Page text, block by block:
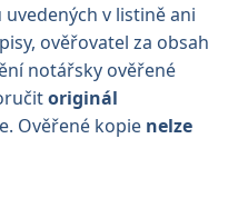
v listině ani
ověřovatel za obsah
notářsky ověřené
originál
Ověřené kopie nelze